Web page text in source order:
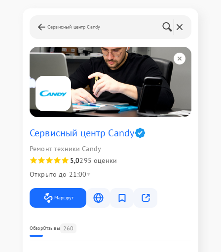
Сервисный центр Candy
Сервисный центр Candy
Ремонт техники Candy
5,0295 оценки
Открыто до 21:00
Маршрут
ОбзорОтзывы 260